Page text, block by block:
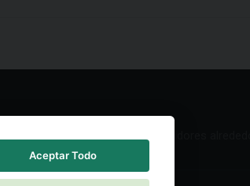
Aceptar Todo